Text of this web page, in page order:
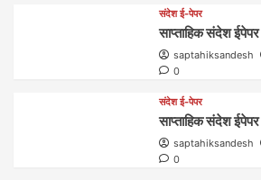
संदेश ई-पेपर
साप्ताहिक संदेश
saptahiksandesh
0
संदेश ई-पेपर
साप्ताहिक संदेश
saptahiksandesh
0